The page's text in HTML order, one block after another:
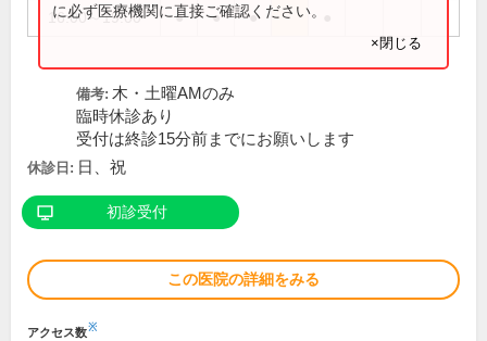
16:00～19:00 ● ● ●
に必ず医療機関に直接ご確認ください。
×閉じる
備考: 木・土曜AMのみ
臨時休診あり
受付は終診15分前までにお願いします
休診日: 日、祝
初診受付
この医院の詳細をみる
アクセス数※